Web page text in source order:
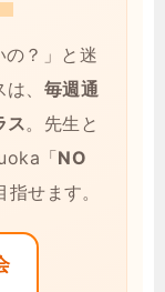
の？」と迷
、 毎週通
ス。先生と
「NO
指せます。